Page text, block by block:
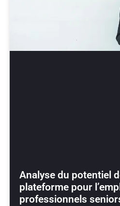
Analyse du potentiel
plateforme pour
professionnels